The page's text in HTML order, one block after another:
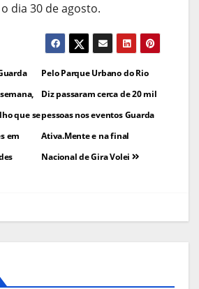
dia 30 de agosto.
Pelo Parque Urbano do Rio
Diz passaram cerca de 20 mil
pessoas nos eventos Guarda
Ativa.Mente e na final
Nacional de Gira Volei
que se
em